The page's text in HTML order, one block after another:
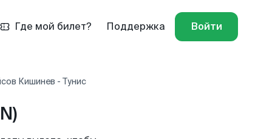
Где мой билет? Поддержка Войти
Кишинев - Тунис